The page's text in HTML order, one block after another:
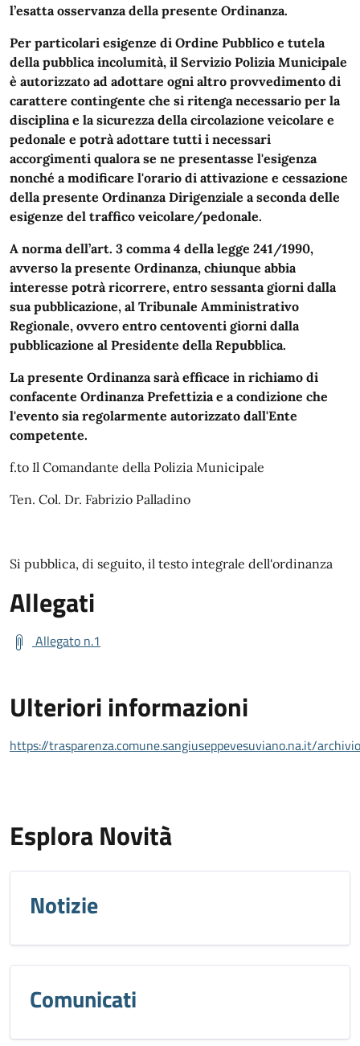
l’esatta osservanza della presente Ordinanza.
Per particolari esigenze di Ordine Pubblico e tutela
della pubblica incolumità, il Servizio Polizia Municipale
è autorizzato ad adottare ogni altro provvedimento di
carattere contingente che si ritenga necessario per la
disciplina e la sicurezza della circolazione veicolare e
pedonale e potrà adottare tutti i necessari
accorgimenti qualora se ne presentasse l'esigenza
nonché a modificare l'orario di attivazione e cessazione
della presente Ordinanza Dirigenziale a seconda delle
esigenze del traffico veicolare/pedonale.
A norma dell’art. 3 comma 4 della legge 241/1990,
avverso la presente Ordinanza, chiunque abbia
interesse potrà ricorrere, entro sessanta giorni dalla
sua pubblicazione, al Tribunale Amministrativo
Regionale, ovvero entro centoventi giorni dalla
pubblicazione al Presidente della Repubblica.
La presente Ordinanza sarà efficace in richiamo di
confacente Ordinanza Prefettizia e a condizione che
l'evento sia regolarmente autorizzato dall'Ente
competente.
f.to Il Comandante della Polizia Municipale
Ten. Col. Dr. Fabrizio Palladino
Si pubblica, di seguito, il testo integrale dell'ordinanza
Allegati
Allegato n.1
Ulteriori informazioni
https://trasparenza.comune.sangiuseppevesuviano.na.it/
Esplora Novità
Notizie
Comunicati